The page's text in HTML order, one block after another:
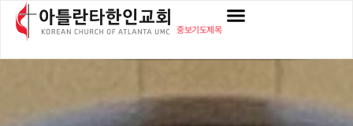
중보기도제목